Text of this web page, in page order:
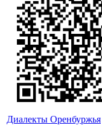
Диалекты Оренбуржья